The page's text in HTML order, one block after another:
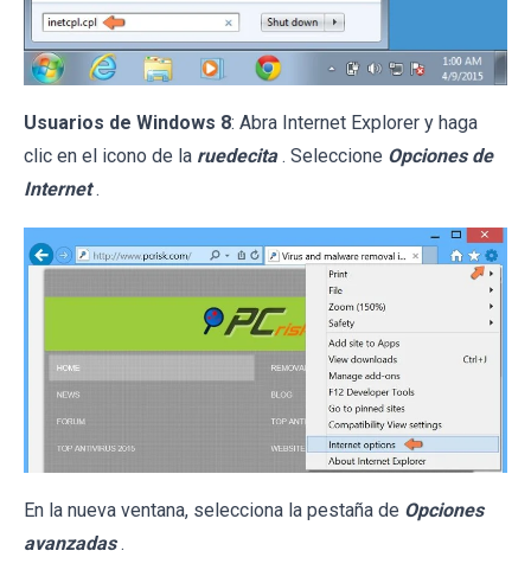
Usuarios de Windows 8: Abra Internet Explorer y haga
clic en el icono de la ruedecita . Seleccione Opciones de
Internet .
En la nueva ventana, selecciona la pestaña de Opciones
avanzadas .